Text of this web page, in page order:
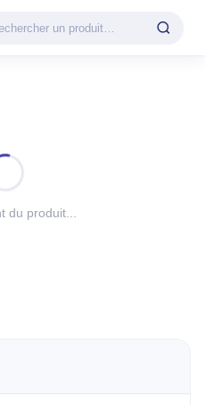
CHAUFFAGE
du produit...